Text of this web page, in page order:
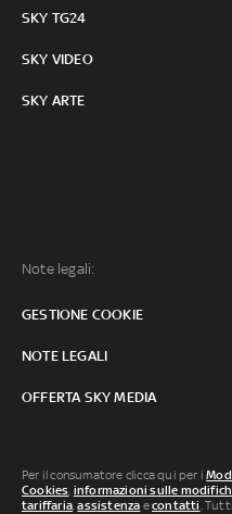
SKY TG24
SKY VIDEO
SKY ARTE
Note legali:
GESTIONE COOKIE
NOTE LEGALI
OFFERTA SKY MEDIA
Per il consumatore clicca qui per i
Cookies, informazioni sulle
tariffaria,assistenza econtatti.